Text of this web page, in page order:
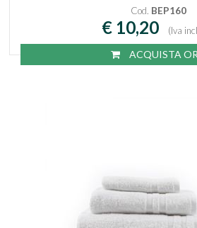
Cod. BEP160
€ 10,20 (Iva
ACQUISTA